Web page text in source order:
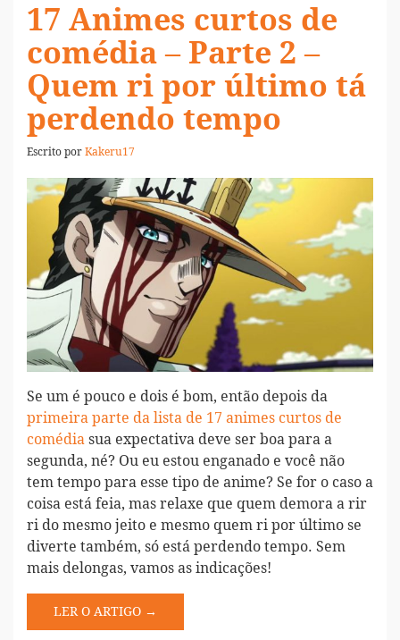
17 Animes curtos de
comédia – Parte 2 –
Quem ri por último tá
perdendo tempo
Escrito porKakeru17
Se um é pouco e dois é bom, então depois da
primeira parte da lista de 17 animes curtos de
comédiasua expectativa deve ser boa para a
segunda, né? Ou eu estou enganado e você não
tem tempo para esse tipo de anime? Se for o caso a
coisa está feia, mas relaxe que quem demora a rir
ri do mesmo jeito e mesmo quem ri por último se
diverte também, só está perdendo tempo. Sem
mais delongas, vamos as indicações!
LER O ARTIGO →